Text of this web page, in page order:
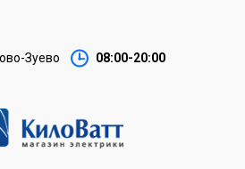
Зуево 08:00-20:00